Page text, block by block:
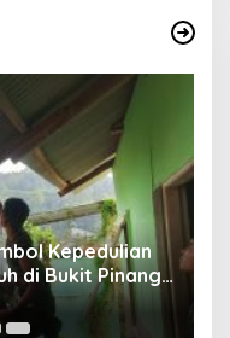
Kepedulian
di Bukit Pinang